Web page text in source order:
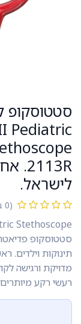
Pediatric
לישראל.
(0 ביקורת)
סטטוסקופ
תינוקות
מדויקת ורגישה
רעשי רקע